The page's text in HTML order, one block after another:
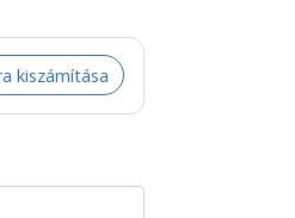
kiszámítása